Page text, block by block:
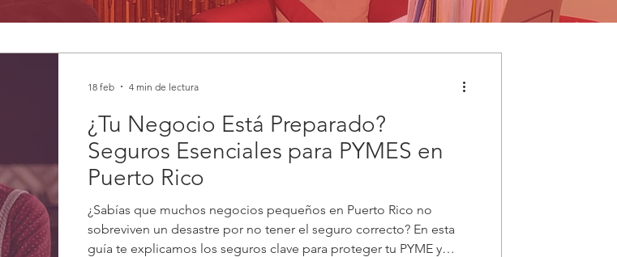
¿Tu Negocio Está Preparado?
Seguros Esenciales para PYMES en
Puerto Rico
¿Sabías que muchos negocios pequeños en Puerto Rico no
sobreviven un desastre por no tener el seguro correcto? En esta
guía te explicamos los seguros clave para proteger tu PYME y
18 feb 4 min de lectura